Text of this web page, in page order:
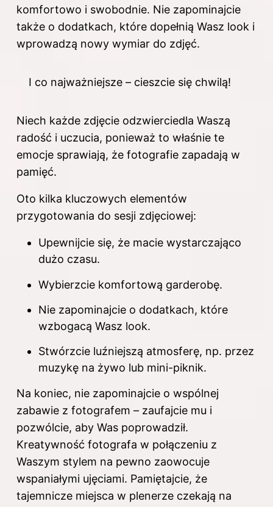
komfortowo i swobodnie. Nie zapominajcie
także o dodatkach, które dopełnią Wasz look i
wprowadzą nowy wymiar do zdjęć.
I co najważniejsze – cieszcie się chwilą!
Niech każde zdjęcie odzwierciedla Waszą
radość i uczucia, ponieważ to właśnie te
emocje sprawiają, że fotografie zapadają w
pamięć.
Oto kilka kluczowych elementów
przygotowania do sesji zdjęciowej:
Upewnijcie się, że macie wystarczająco
dużo czasu.
Wybierzcie komfortową garderobę.
Nie zapominajcie o dodatkach, które
wzbogacą Wasz look.
Stwórzcie luźniejszą atmosferę, np. przez
muzykę na żywo lub mini-piknik.
Na koniec, nie zapominajcie o wspólnej
zabawie z fotografem – zaufajcie mu i
pozwólcie, aby Was poprowadził.
Kreatywność fotografa w połączeniu z
Waszym stylem na pewno zaowocuje
wspaniałymi ujęciami. Pamiętajcie, że
tajemnicze miejsca w plenerze czekają na